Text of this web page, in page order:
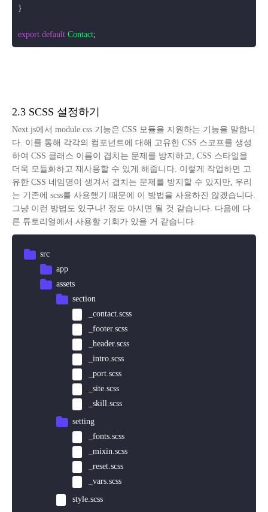
}
export default Contact
2.3 SCSS 설정하기
Next.js에서 module.css 기능은 CSS 모듈을 지원하는 기능을 말합니
다. 이를 통해 각각의 컴포넌트에 대해 고유한 CSS 스코프를 생성
하여 CSS 클래스 이름이 겹치는 문제를 방지하고, CSS 스타일을
더욱 모듈화하고 재사용할 수 있게 해줍니다. 이렇게 작업하면 고
유한 CSS 네임명이 생겨서 겹치는 문제를 방지할 수 있지만, 우리
는 기존에 scss를 사용했기 때문에 이 방법을 사용하진 않겠습니다.
그냥 이런 방법도 있구나! 정도 아시면 될 것 같습니다. 다음에 다
른 튜토리얼에서 사용할 기회가 있을 거 같습니다.
src
app
assets
section
_contact.scss
_footer.scss
_header.scss
_intro.scss
_port.scss
_site.scss
_skill.scss
setting
_fonts.scss
_mixin.scss
_reset.scss
_vars.scss
style.scss